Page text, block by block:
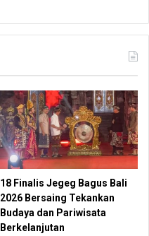
18 Finalis Jegeg Bagus Bali
2026 Bersaing Tekankan
Budaya dan Pariwisata
Berkelanjutan